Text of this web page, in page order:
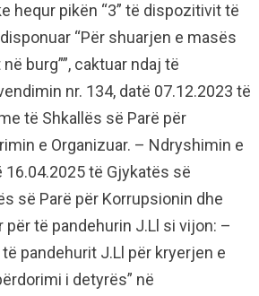
hequr pikën “3” të dispozitivit të
“Për shuarjen e masës
burg””, caktuar ndaj të
nr. 134, datë 07.12.2023 të
të Shkallës së Parë për
e Organizuar. – Ndryshimin e
16.04.2025 të Gjykatës së
së Parë për Korrupsionin dhe
për të pandehurin J.Ll si vijon: –
pandehurit J.Ll për kryerjen e
i detyrës” në